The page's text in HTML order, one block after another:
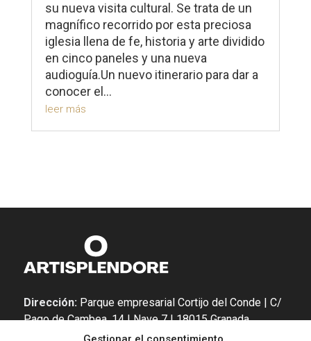
su nueva visita cultural. Se trata de un
magnífico recorrido por esta preciosa
iglesia llena de fe, historia y arte dividido
en cinco paneles y una nueva
audioguía.Un nuevo itinerario para dar a
conocer el...
leer más
Dirección: Parque empresarial Cortijo del Conde | C/
Pago de Cambea, 14 | Nave 7 | 18015 Granada